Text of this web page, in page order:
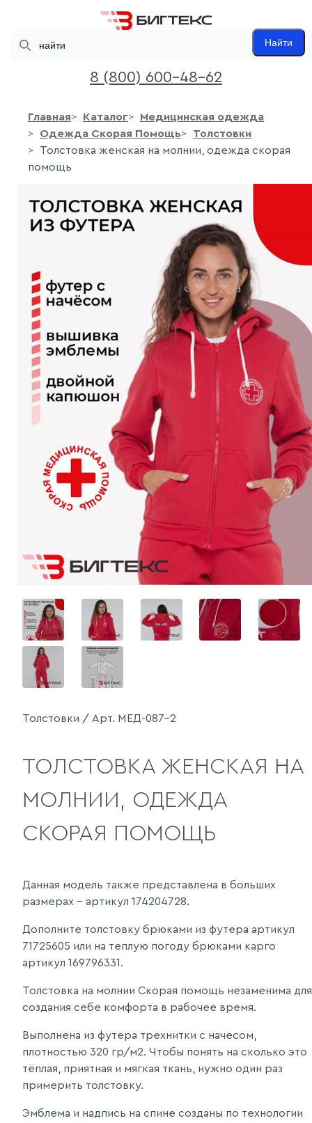
Найти
8 (800) 600-48-62
Главная Каталог
Медицинская одежда
Одежда Скорая Помощь
Толстовки
Толстовка женская на молнии, одежда скорая
помощь
Толстовки / Арт. МЕД-087-2
ТОЛСТОВКА ЖЕНСКАЯ НА
МОЛНИИ, ОДЕЖДА
СКОРАЯ ПОМОЩЬ
Данная модель также представлена в больших
размерах - артикул 174204728.
Дополните толстовку брюками из футера артикул
71725605 или на теплую погоду брюками карго
артикул 169796331.
Толстовка на молнии Скорая помощь незаменима для
создания себе комфорта в рабочее время.
Выполнена из футера трехнитки с начесом,
плотностью 320 гр/м2. Чтобы понять на сколько это
тёплая, приятная и мягкая ткань, нужно один раз
примерить толстовку.
Эмблема и надпись на спине созданы по технологии